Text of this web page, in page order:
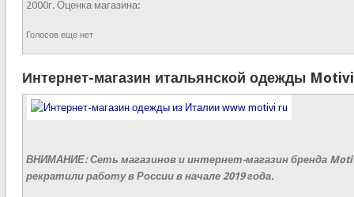
2000г. Оценка магазина:
Голосов еще нет
Интернет-магазин итальянской одежды Motivi
ВНИМАНИЕ: Сеть магазинов и интернет-магазин бренда
рекратили работу в России в начале 2019 года.